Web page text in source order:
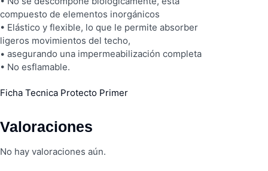
compuesto de elementos inorgánicos
• Elástico y flexible, lo que le permite absorber
ligeros movimientos del techo,
• asegurando una impermeabilización completa
• No esflamable.
Ficha Tecnica Protecto Primer
Valoraciones
No hay valoraciones aún.